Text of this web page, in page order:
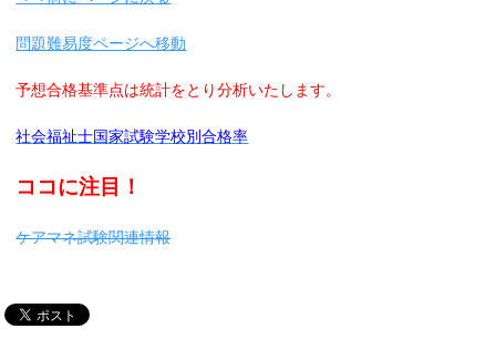
問題難易度ページへ移動
予想合格基準点は統計をとり分析いたします。
社会福祉士国家試験学校別合格率
ココに注目！
ケアマネ試験関連情報